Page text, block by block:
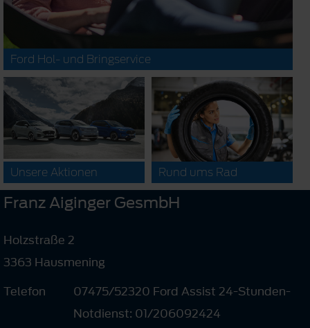
Ford Hol- und Bringservice
Unsere Aktionen Rund ums Rad
Franz Aiginger GesmbH
Holzstraße 2
3363 Hausmening
Telefon
07475/52320 Ford Assist 24-Stunden-
Notdienst: 01/206092424